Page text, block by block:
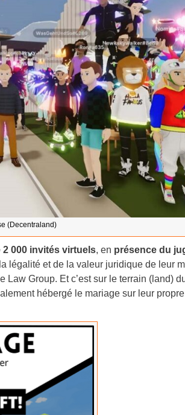
(Decentraland)
2 000 invités virtuels, en présence du
légalité et de la valeur juridique de leur
Group. Et c’est sur le terrain (land)
hébergé le mariage sur leur